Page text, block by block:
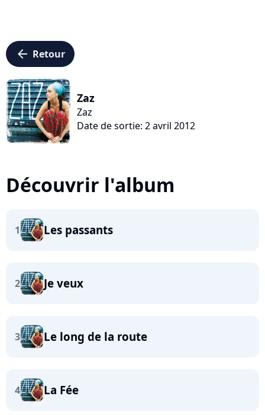
arrow_left Retour
Zaz
Zaz
Date de sortie: 2 avril 2012
Découvrir l'album
1 Les passants
2 Je veux
3 Le long de la route
4 La Fée